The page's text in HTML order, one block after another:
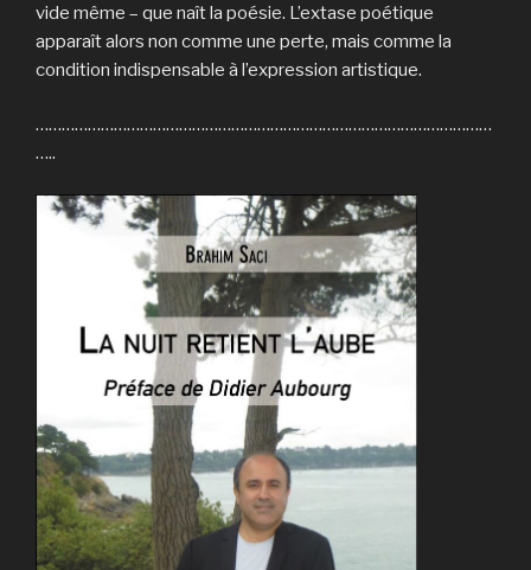
vide même – que naît la poésie. L’extase poétique
apparaît alors non comme une perte, mais comme la
condition indispensable à l’expression artistique.
……………………………………………………………………………………………
…..